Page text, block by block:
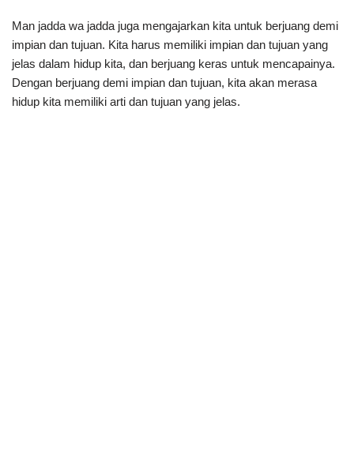
Man jadda wa jadda juga mengajarkan kita untuk berjuang demi
impian dan tujuan. Kita harus memiliki impian dan tujuan yang
jelas dalam hidup kita, dan berjuang keras untuk mencapainya.
Dengan berjuang demi impian dan tujuan, kita akan merasa
hidup kita memiliki arti dan tujuan yang jelas.